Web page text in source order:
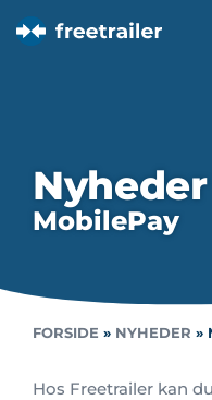
Nyheder
MobilePay
FORSIDE » NYHEDER »
Hos Freetrailer kan